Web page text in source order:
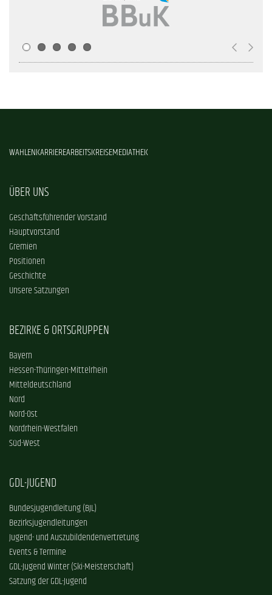
WAHLENKARRIEREARBEITSKREISEMEDIATHEK
ÜBER UNS
Geschäftsführender Vorstand
Hauptvorstand
Gremien
Positionen
Geschichte
Unsere Satzungen
BEZIRKE & ORTSGRUPPEN
Bayern
Hessen-Thüringen-Mittelrhein
Mitteldeutschland
Nord
Nord-Ost
Nordrhein-Westfalen
Süd-West
GDL-JUGEND
Bundesjugendleitung (BJL)
Bezirksjugendleitungen
Jugend- und Auszubildendenvertretung
Events & Termine
GDL-Jugend Winter (Ski-Meisterschaft)
Satzung der GDL-Jugend